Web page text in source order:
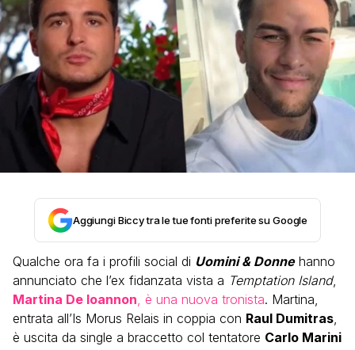
Aggiungi Biccy tra le tue fonti preferite su Google
Qualche ora fa i profili social di Uomini & Donnehanno
annunciato che l’ex fidanzata vista a Temptation Island,
Martina De Ioannon, è una nuova tronista. Martina,
entrata all’Is Morus Relais in coppia con Raul Dumitras,
è uscita da single a braccetto col tentatore Carlo Marini